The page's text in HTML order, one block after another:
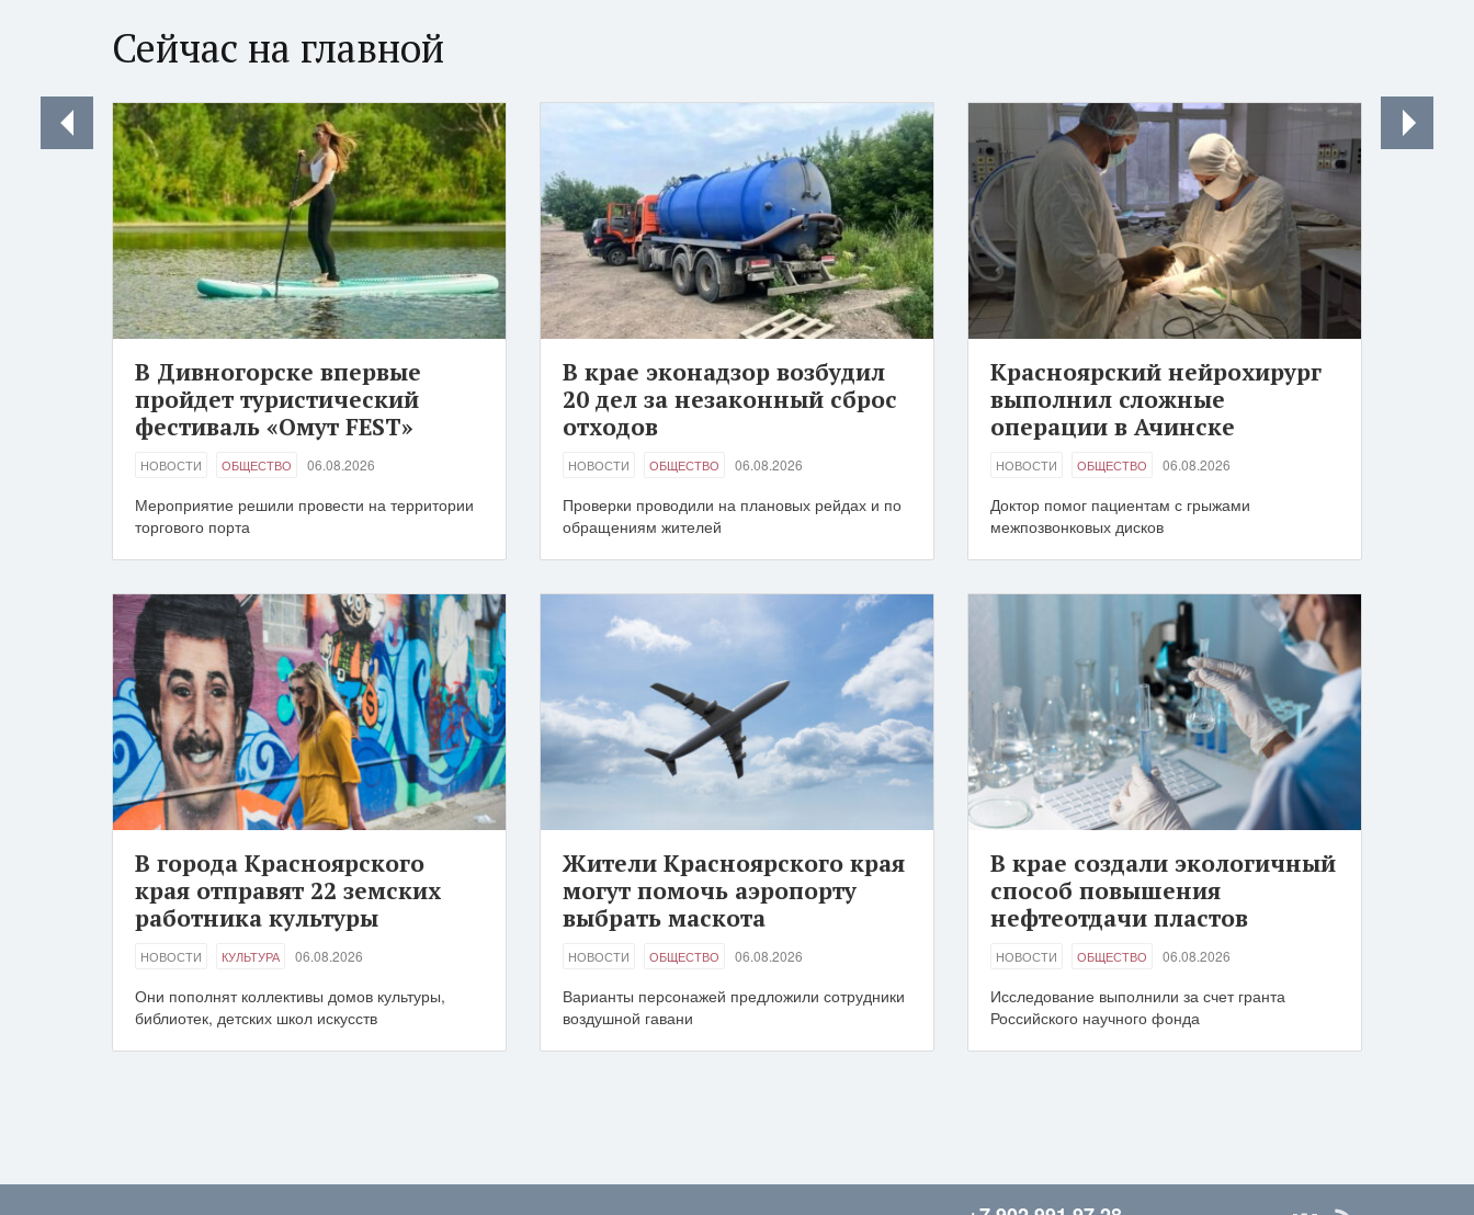
Сейчас на главной
В Дивногорске впервые
пройдет туристический
фестиваль «Омут FEST»
НОВОСТИ ОБЩЕСТВО 06.08.2026
Мероприятие решили провести на территории
торгового порта
В крае эконадзор возбудил
20 дел за незаконный сброс
отходов
НОВОСТИ ОБЩЕСТВО 06.08.2026
Проверки проводили на плановых рейдах и по
обращениям жителей
Красноярский нейрохирург
выполнил сложные
операции в Ачинске
НОВОСТИ ОБЩЕСТВО 06.08.2026
Доктор помог пациентам с грыжами
межпозвонковых дисков
В города Красноярского
края отправят 22 земских
работника культуры
НОВОСТИ КУЛЬТУРА 06.08.2026
Они пополнят коллективы домов культуры,
библиотек, детских школ искусств
Жители Красноярского края
могут помочь аэропорту
выбрать маскота
НОВОСТИ ОБЩЕСТВО 06.08.2026
Варианты персонажей предложили сотрудники
воздушной гавани
В крае создали экологичный
способ повышения
нефтеотдачи пластов
НОВОСТИ ОБЩЕСТВО 06.08.2026
Исследование выполнили за счет гранта
Российского научного фонда